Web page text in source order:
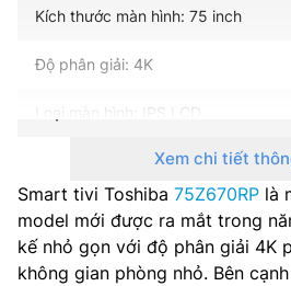
Kích thước màn hình: 75 inch
Độ phân giải: 4K
Loại màn hình: IPS LCD
Loại đèn nền: Mini LED
Tần số quét: 144 Hz
Hệ điều hành – Giao diện: VIDAA U9
Xem chi tiết
Smart tivi Toshiba 75Z670RP là
model mới được ra mắt trong
kế nhỏ gọn với độ phân giải 4K
không gian phòng nhỏ. Bên